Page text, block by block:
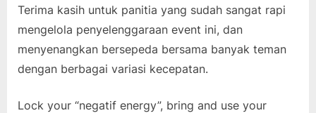
Terima kasih untuk panitia yang sudah sangat rapi
mengelola penyelenggaraan event ini, dan
menyenangkan bersepeda bersama banyak teman
dengan berbagai variasi kecepatan.
Lock your “negatif energy”, bring and use your